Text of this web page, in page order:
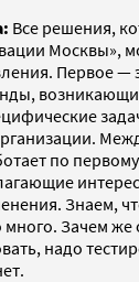
Все решения,
Москвы»,
Первое —
по
Знаем,
Зачем же
надо